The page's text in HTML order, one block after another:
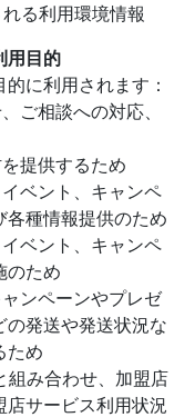
利用環境情報
用目的
に利用されます：
相談への対応、
供するため
ント、キャンペ
各種情報提供のため
ント、キャンペ
のため
ペーンやプレゼ
の発送や発送状況な
ため
合わせ、加盟店
店サービス利用状況